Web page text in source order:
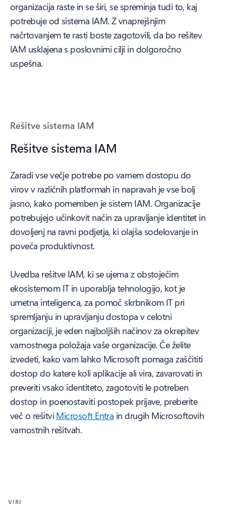
organizacija raste in se širi, se spreminja tudi to, kaj
potrebuje od sistema IAM. Z vnaprejšnjim
načrtovanjem te rasti boste zagotovili, da bo rešitev
IAM usklajena s poslovnimi cilji in dolgoročno
uspešna.
Rešitve sistema IAM
Rešitve sistema IAM
Zaradi vse večje potrebe po varnem dostopu do
virov v različnih platformah in napravah je vse bolj
jasno, kako pomemben je sistem IAM. Organizacije
potrebujejo učinkovit način za upravljanje identitet in
dovoljenj na ravni podjetja, ki olajša sodelovanje in
poveča produktivnost.
Uvedba rešitve IAM, ki se ujema z obstoječim
ekosistemom IT in uporablja tehnologijo, kot je
umetna inteligenca, za pomoč skrbnikom IT pri
spremljanju in upravljanju dostopa v celotni
organizaciji, je eden najboljših načinov za okrepitev
varnostnega položaja vaše organizacije. Če želite
izvedeti, kako vam lahko Microsoft pomaga zaščititi
dostop do katere koli aplikacije ali vira, zavarovati in
preveriti vsako identiteto, zagotoviti le potreben
dostop in poenostaviti postopek prijave, preberite
več o rešitvi Microsoft Entra in drugih Microsoftovih
varnostnih rešitvah.
VIRI